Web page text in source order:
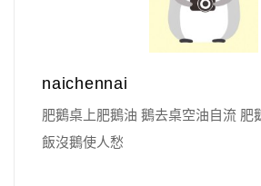
naichennai
肥鵝桌上肥鵝油 鵝去桌空油自流 肥
飯沒鵝使人愁